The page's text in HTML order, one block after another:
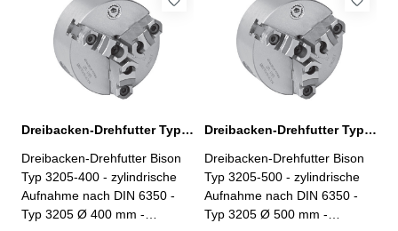
Dreibacken-Drehfutter Typ 3205-400
Dreibacken-Drehfutter Bison
Typ 3205-400 - zylindrische
Aufnahme nach DIN 6350 -
Typ 3205 Ø 400 mm -
Dreibacken-Drehfutter Typ 3205-500
Dreibacken-Drehfutter Bison
Typ 3205-500 - zylindrische
Aufnahme nach DIN 6350 -
Typ 3205 Ø 500 mm -